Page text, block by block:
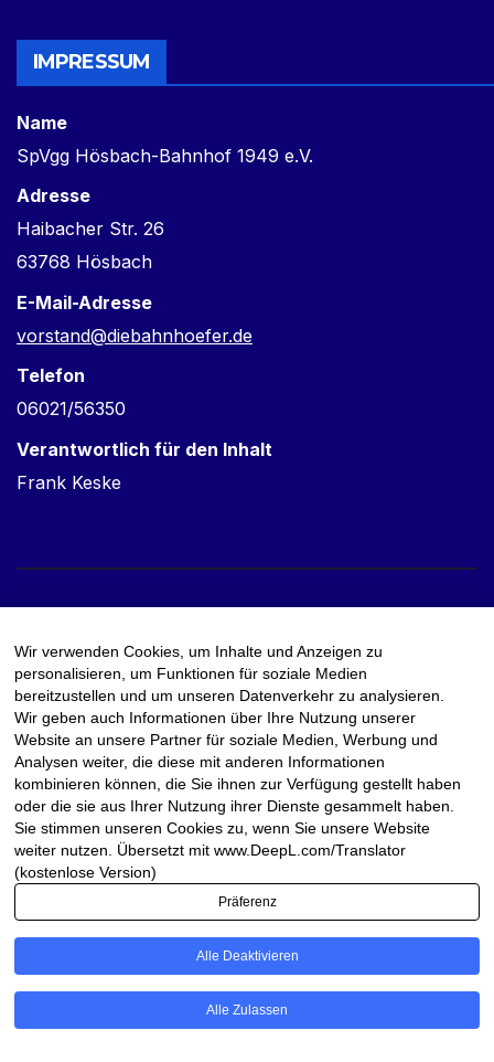
IMPRESSUM
Name
SpVgg Hösbach-Bahnhof 1949 e.V.
Adresse
Haibacher Str. 26
63768 Hösbach
E-Mail-Adresse
vorstand@diebahnhoefer.de
Telefon
06021/56350
Verantwortlich für den Inhalt
Frank Keske
Mit Stolz präsentiert von WordPress | Theme: Newsup
Themeansar
Admin1
Wir verwenden Cookies, um Inhalte und Anzeigen zu
personalisieren, um Funktionen für soziale Medien
bereitzustellen und um unseren Datenverkehr zu analysieren.
Wir geben auch Informationen über Ihre Nutzung unserer
Website an unsere Partner für soziale Medien, Werbung und
Analysen weiter, die diese mit anderen Informationen
kombinieren können, die Sie ihnen zur Verfügung gestellt haben
oder die sie aus Ihrer Nutzung ihrer Dienste gesammelt haben.
Sie stimmen unseren Cookies zu, wenn Sie unsere Website
weiter nutzen. Übersetzt mit www.DeepL.com/Translator
(kostenlose Version)
Präferenz
Alle Deaktivieren
Alle Zulassen